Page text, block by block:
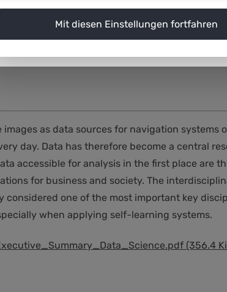
images as data sources for navigation
day. Data has therefore become a central
accessible for analysis in the first place are
for business and society. The
considered one of the most important key
when applying self-learning systems.
(356.4
Mit diesen Einstellungen fortfahren